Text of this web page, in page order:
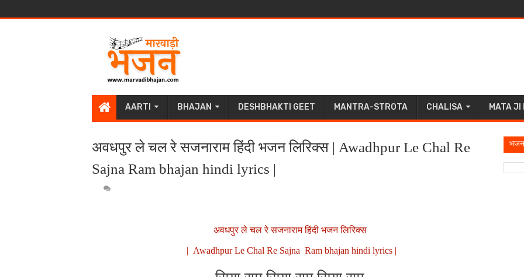
AARTI BHAJAN DESHBHAKTI GEET MANTRA-STROTA CHALISA MATA JI
अवधपुर ले चल रे सजनाराम हिंदी भजन लिरिक्स | Awadhpur Le Chal Re
Sajna Ram bhajan hindi lyrics |
अवधपुर ले चल रे सजनाराम हिंदी भजन लिरिक्स
| Awadhpur Le Chal Re Sajna Ram bhajan hindi lyrics |